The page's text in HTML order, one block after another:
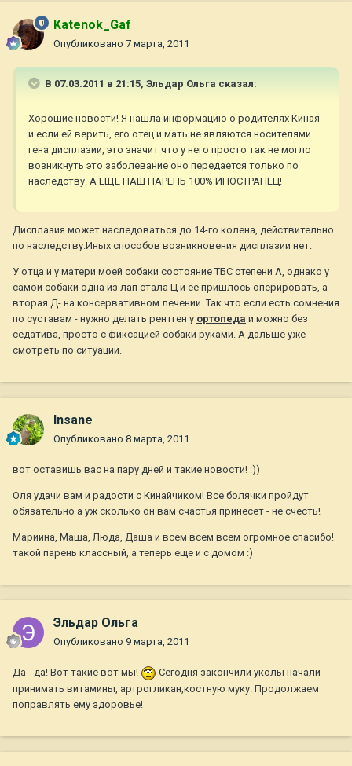
Katenok_Gaf
Опубликовано 7 марта, 2011
В 07.03.2011 в 21:15, Эльдар Ольга сказал:
Хорошие новости! Я нашла информацию о родителях Киная
и если ей верить, его отец и мать не являются носителями
гена дисплазии, это значит что у него просто так не могло
возникнуть это заболевание оно передается только по
наследству. А ЕЩЕ НАШ ПАРЕНЬ 100% ИНОСТРАНЕЦ!
Дисплазия может наследоваться до 14-го колена, действительно
по наследству.Иных способов возникновения дисплазии нет.
У отца и у матери моей собаки состояние ТБС степени А, однако у
самой собаки одна из лап стала Ц и её пришлось оперировать, а
вторая Д- на консервативном лечении. Так что если есть сомнения
по суставам - нужно делать рентген у ортопеда и можно без
седатива, просто с фиксацией собаки руками. А дальше уже
смотреть по ситуации.
Insane
Опубликовано 8 марта, 2011
вот оставишь вас на пару дней и такие новости! :))
Оля удачи вам и радости с Кинайчиком! Все болячки пройдут
обязательно а уж сколько он вам счастья принесет - не счесть!
Мариина, Маша, Люда, Даша и всем всем всем огромное спасибо!
такой парень классный, а теперь еще и с домом :)
Эльдар Ольга
Опубликовано 9 марта, 2011
Да - да! Вот такие вот мы!
Сегодня закончили уколы начали
принимать витамины, артрогликан,костную муку. Продолжаем
поправлять ему здоровье!